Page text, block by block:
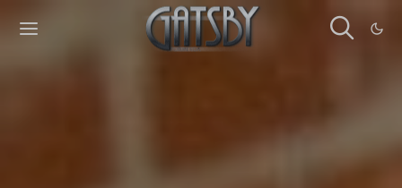
Cookies management panel